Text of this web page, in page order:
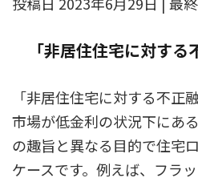
「非居住住宅に対す
「非居住住宅に対する不正
市場が低金利の状況下にあ
の趣旨と異なる目的で住宅
ケースです。例えば、フラ